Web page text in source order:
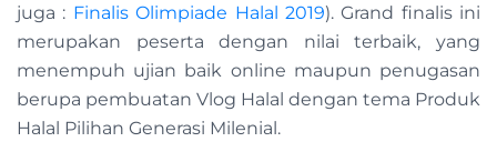
juga : Finalis Olimpiade Halal 2019). Grand finalis ini
merupakan peserta dengan nilai terbaik, yang
menempuh ujian baik online maupun penugasan
berupa pembuatan Vlog Halal dengan tema Produk
Halal Pilihan Generasi Milenial.